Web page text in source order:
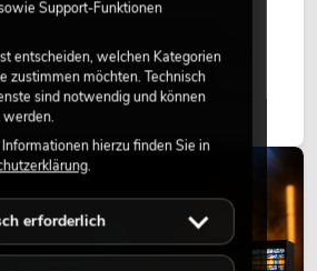
lebendig. Sie schaffen eine
verbessern das Ambiente und
Ob in Hotels, Restaurants,
oder auf Messeständen:
gehört heute längst zum
Support-Funktionen
entscheiden, welchen Kategorien
zustimmen möchten. Technisch
sind notwendig und können
hierzu finden Sie in
.
erforderlich